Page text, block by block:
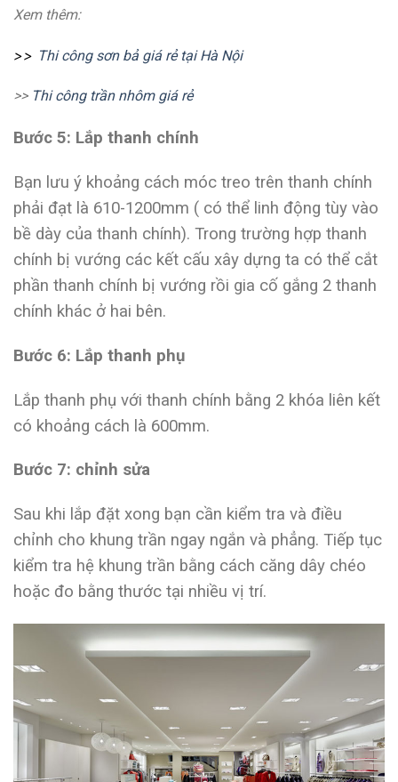
Xem thêm:
>> Thi công sơn bả giá rẻ tại Hà Nội
>> Thi công trần nhôm giá rẻ
Bước 5: Lắp thanh chính
Bạn lưu ý khoảng cách móc treo trên thanh chính
phải đạt là 610-1200mm ( có thể linh động tùy vào
bề dày của thanh chính). Trong trường hợp thanh
chính bị vướng các kết cấu xây dựng ta có thể cắt
phần thanh chính bị vướng rồi gia cố gắng 2 thanh
chính khác ở hai bên.
Bước 6: Lắp thanh phụ
Lắp thanh phụ với thanh chính bằng 2 khóa liên kết
có khoảng cách là 600mm.
Bước 7: chỉnh sửa
Sau khi lắp đặt xong bạn cần kiểm tra và điều
chỉnh cho khung trần ngay ngắn và phẳng. Tiếp tục
kiểm tra hệ khung trần bằng cách căng dây chéo
hoặc đo bằng thước tại nhiều vị trí.